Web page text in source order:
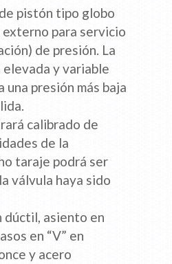
pistón tipo globo
para servicio
de presión. La
y variable
presión más baja
calibrado de
de la
taraje podrá ser
válvula haya sido
dúctil, asiento en
en “V” en
y acero